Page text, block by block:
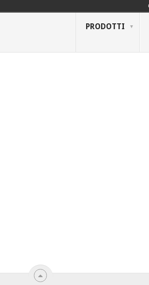
PRODOTTI